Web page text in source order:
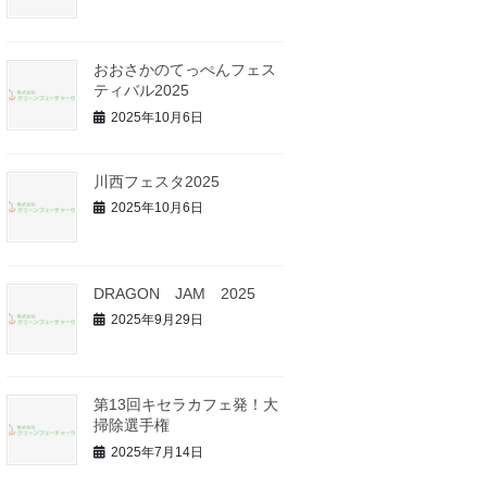
おおさかのてっぺんフェス
ティバル2025
2025年10月6日
川西フェスタ2025
2025年10月6日
DRAGON JAM 2025
2025年9月29日
第13回キセラカフェ発！大
掃除選手権
2025年7月14日